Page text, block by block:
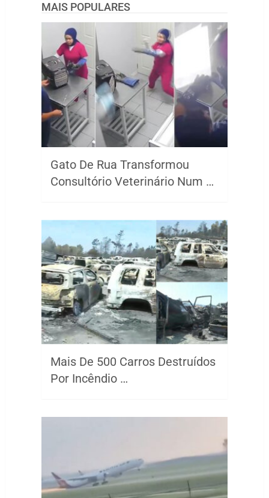
MAIS POPULARES
Gato De Rua Transformou
Consultório Veterinário Num …
Mais De 500 Carros Destruídos
Por Incêndio …